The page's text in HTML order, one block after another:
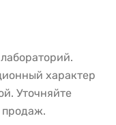
характер
Уточняйте
продаж.